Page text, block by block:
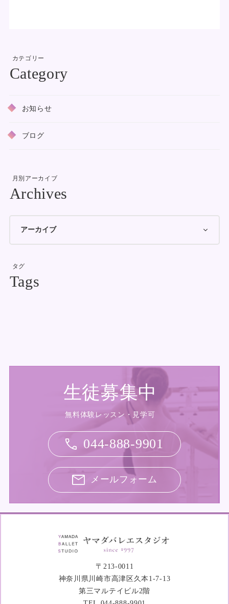
カテゴリー
お知らせ
ブログ
月別アーカイブ
タグ
生徒募集中
無料体験レッスン・見学可
044-888-9901
メールフォーム
〒213-0011
神奈川県川崎市高津区久本1-7-13
第三マルテイビル2階